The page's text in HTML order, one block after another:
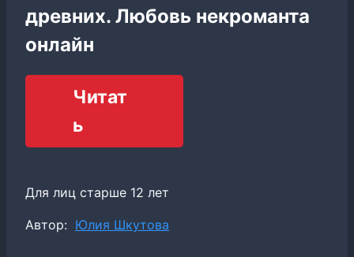
древних. Любовь некроманта
онлайн
Читат
ь
Для лиц старше 12 лет
Метки
Автор: Юлия Шкутова